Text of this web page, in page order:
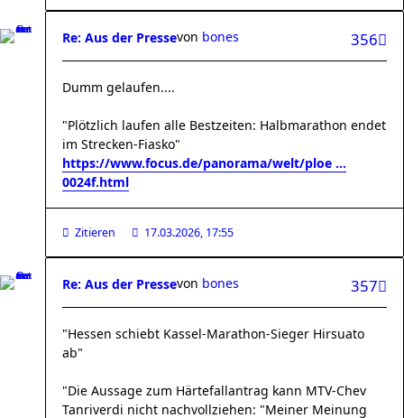
Re: Aus der Presse 356
von bones
Dumm gelaufen....
"Plötzlich laufen alle Bestzeiten: Halbmarathon endet
im Strecken-Fiasko"
https://www.focus.de/panorama/welt/ploe ...
0024f.html
Zitieren 17.03.2026, 17:55
Re: Aus der Presse 357
von bones
"Hessen schiebt Kassel-Marathon-Sieger Hirsuato
ab"
"Die Aussage zum Härtefallantrag kann MTV-Chev
Tanriverdi nicht nachvollziehen: "Meiner Meinung